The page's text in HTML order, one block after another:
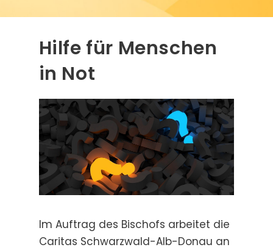
Hilfe für Menschen
in Not
Im Auftrag des Bischofs arbeitet die
Caritas Schwarzwald-Alb-Donau an